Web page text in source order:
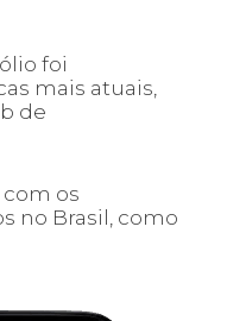
foi
mais atuais,
de
os
no Brasil, como